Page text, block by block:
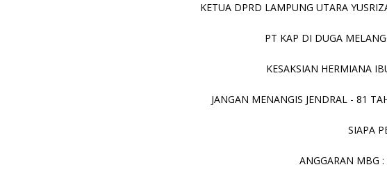
KETUA DPRD LAMPUNG UTARA
PT KAP DI DUGA
KESAKSIAN HERMIANA
JANGAN MENANGIS JENDRAL - 81
SIAPA
ANGGARAN MBG